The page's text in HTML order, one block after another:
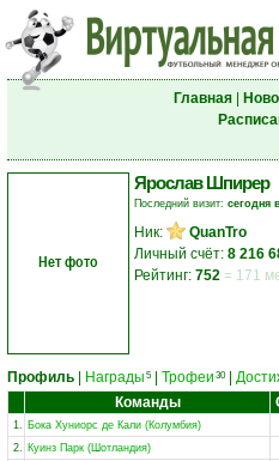
Главная|
Нет фото
Ярослав Шпирер
Последний визит: сегодня
Ник:
QuanTro
Личный счёт: 8 216
Рейтинг: 752 = 171
Профиль Награды 5 Трофеи 30|
Команды
1. Бока Хуниорс де Кали (Колумбия)
2. Куинз Парк (Шотландия)